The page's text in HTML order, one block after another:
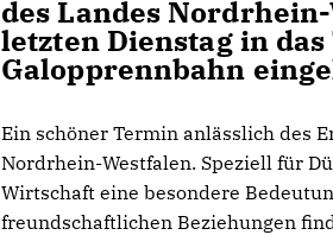
des Landes
letzten Dienstag in
Galopprennbahn
Ein schöner Termin anlässlich des
Nordrhein-Westfalen. Speziell für
Wirtschaft eine besondere
freundschaftlichen Beziehungen